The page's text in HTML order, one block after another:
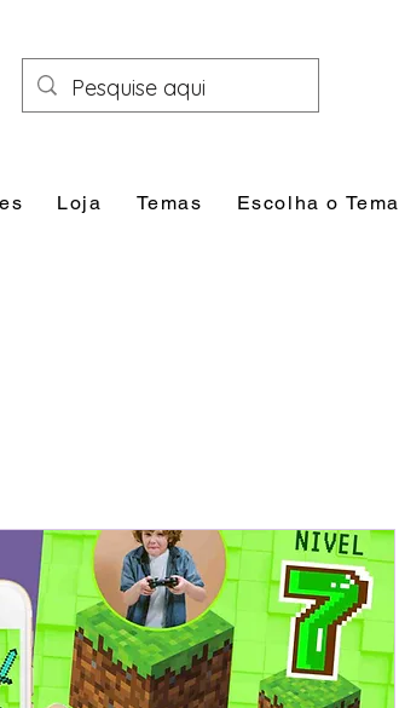
Loja Temas Escolha o Tema